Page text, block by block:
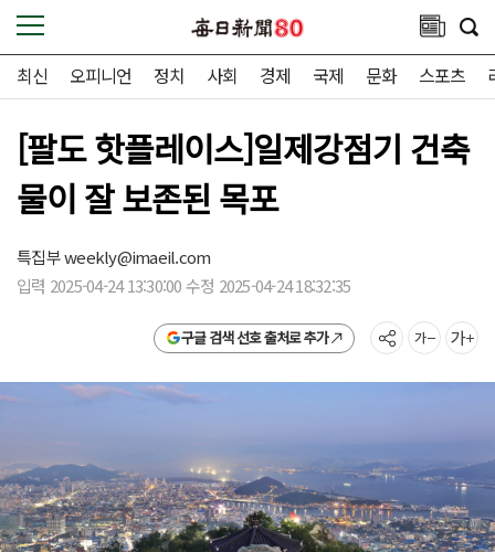
최신 오피니언 정치 사회 경제 국제 문화 스포츠
[팔도 핫플레이스]일제강점기 건축
물이 잘 보존된 목포
특집부weekly@imaeil.com
입력 2025-04-24 13:30:00 수정 2025-04-24 18:32:35
구글 검색 선호 출처로 추가